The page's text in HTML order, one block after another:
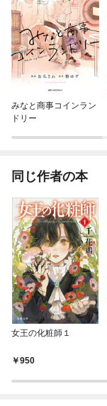
みなと商事コインラン
ドリー
同じ作者の本
女王の化粧師１
950